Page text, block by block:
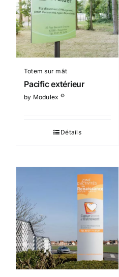
Totem sur mât
Pacific extérieur
by Modulex ©
Détails